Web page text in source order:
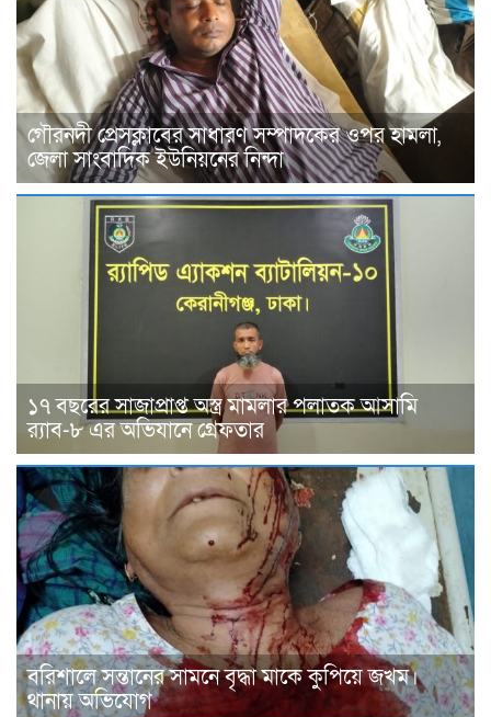
গৌরনদী প্রেসক্লাবের সাধারণ সম্পাদকের ওপর হামলা,
জেলা সাংবাদিক ইউনিয়নের নিন্দা
১৭ বছরের সাজাপ্রাপ্ত অস্ত্র মামলার পলাতক আসামি
র‍্যাব-৮ এর অভিযানে গ্রেফতার
বরিশালে সন্তানের সামনে বৃদ্ধা মাকে কুপিয়ে জখম।
থানায় অভিযোগ